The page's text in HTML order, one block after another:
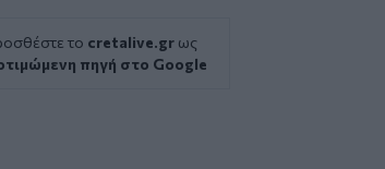
το cretalive.gr ως
πηγή στο Google